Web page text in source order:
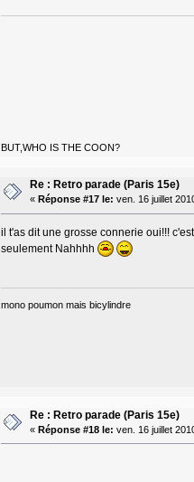
BUT,WHO IS THE COON?
Re : Retro parade (Paris 15e)
« Réponse #17 le: ven. 16 juillet
il t'as dit une grosse connerie oui!!!
seulement Nahhhh
mono poumon mais bicylindre
Re : Retro parade (Paris 15e)
« Réponse #18 le: ven. 16 juillet